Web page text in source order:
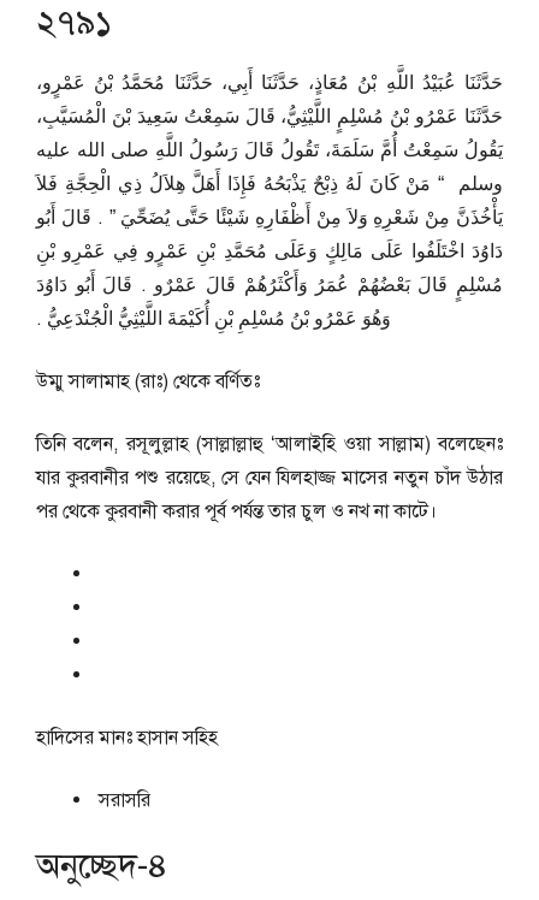
২৭৯১
حَدَّثَنَا عُبَيْدُ اللَّهِ بْنُ مُعَاذٍ، حَدَّثَنَا أَبِي، حَدَّثَنَا مُحَمَّدُ بْنُ عَمْرٍو،
حَدَّثَنَا عَمْرُو بْنُ مُسْلِمٍ اللَّيْثِيُّ، قَالَ سَمِعْتُ سَعِيدَ بْنَ الْمُسَيَّبِ،
يَقُولُ سَمِعْتُ أُمَّ سَلَمَةَ، تَقُولُ قَالَ رَسُولُ اللَّهِ صلى الله عليه
وسلم ‏ “‏ مَنْ كَانَ لَهُ ذِبْحٌ يَذْبَحُهُ فَإِذَا أَهَلَّ هِلاَلُ ذِي الْحِجَّةِ فَلاَ
يَأْخُذَنَّ مِنْ شَعْرِهِ وَلاَ مِنْ أَظْفَارِهِ شَيْئًا حَتَّى يُضَحِّيَ ‏”‏ ‏.‏ قَالَ أَبُو
دَاوُدَ اخْتَلَفُوا عَلَى مَالِكٍ وَعَلَى مُحَمَّدِ بْنِ عَمْرٍو فِي عَمْرِو بْنِ
مُسْلِمٍ قَالَ بَعْضُهُمْ عُمَرُ وَأَكْثَرُهُمْ قَالَ عَمْرٌو ‏.‏ قَالَ أَبُو دَاوُدَ
وَهُوَ عَمْرُو بْنُ مُسْلِمِ بْنِ أُكَيْمَةَ اللَّيْثِيُّ الْجُنْدَعِيُّ ‏.‏
উম্মু সালামাহ (রাঃ) থেকে বর্ণিতঃ
তিনি বলেন, রসূলুল্লাহ (সাল্লাল্লাহু ‘আলাইহি ওয়া সাল্লাম) বলেছেনঃ
যার কুরবানীর পশু রয়েছে, সে যেন যিলহাজ্জ মাসের নতুন চাঁদ উঠার
পর থেকে কুরবানী করার পূর্ব পর্যন্ত তার চুল ও নখ না কাটে।
হাদিসের মানঃহাসান সহিহ
সরাসরি
অনুচ্ছেদ-৪